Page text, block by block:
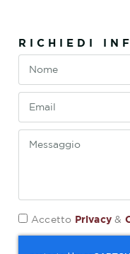
RICHIEDI
Accetto Privacy&